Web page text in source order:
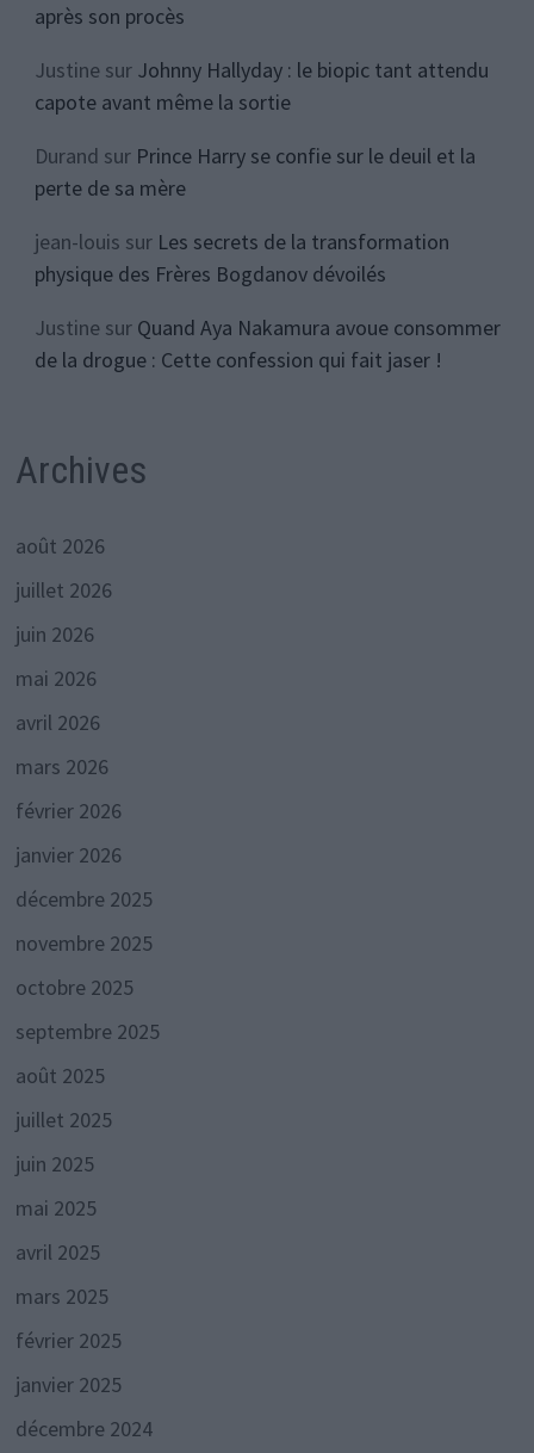
après son procès
Justinesur Johnny Hallyday : le biopic tant attendu
capote avant même la sortie
Durand sur Prince Harry se confie sur le deuil et la
perte de sa mère
jean-louis sur Les secrets de la transformation
physique des Frères Bogdanov dévoilés
Justinesur Quand Aya Nakamura avoue consommer
de la drogue : Cette confession qui fait jaser !
Archives
août 2026
juillet 2026
juin 2026
mai 2026
avril 2026
mars 2026
février 2026
janvier 2026
décembre 2025
novembre 2025
octobre 2025
septembre 2025
août 2025
juillet 2025
juin 2025
mai 2025
avril 2025
mars 2025
février 2025
janvier 2025
décembre 2024